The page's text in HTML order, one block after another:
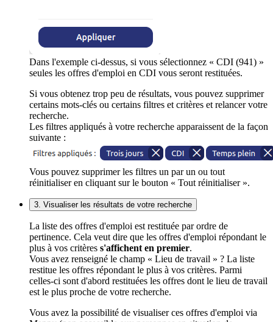
Dans l'exemple ci-dessus, si vous sélectionnez « CDI (941) »
seules les offres d'emploi en CDI vous seront restituées.
Si vous obtenez trop peu de résultats, vous pouvez supprimer
certains mots-clés ou certains filtres et critères et relancer votre
recherche.
Les filtres appliqués à votre recherche apparaissent de la façon
suivante :
Vous pouvez supprimer les filtres un par un ou tout
réinitialiser en cliquant sur le bouton « Tout réinitialiser ».
3. Visualiser les résultats de votre recherche
La liste des offres d'emploi est restituée par ordre de
pertinence. Cela veut dire que les offres d'emploi répondant le
plus à vos critères s'affichent en premier.
Vous avez renseigné le champ « Lieu de travail » ? La liste
restitue les offres répondant le plus à vos critères. Parmi
celles-ci sont d'abord restituées les offres dont le lieu de travail
est le plus proche de votre recherche.
Vous avez la possibilité de visualiser ces offres d'emploi via